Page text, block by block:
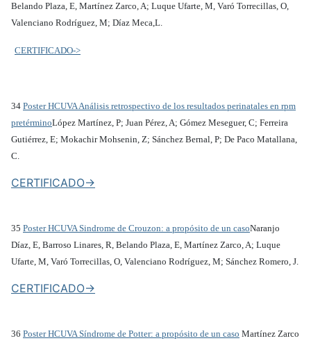
Belando Plaza, E, Martínez Zarco, A; Luque Ufarte, M, Varó Torrecillas, O,
Valenciano Rodríguez, M; Díaz Meca,L.
CERTIFICADO->
34 Poster HCUVA Análisis retrospectivo de los resultados perinatales en rpm
pretérminoLópez Martínez, P; Juan Pérez, A; Gómez Meseguer, C; Ferreira
Gutiérrez, E; Mokachir Mohsenin, Z; Sánchez Bernal, P; De Paco Matallana,
C.
CERTIFICADO->
35 Poster HCUVA Sindrome de Crouzon: a propósito de un casoNaranjo
Díaz, E, Barroso Linares, R, Belando Plaza, E, Martínez Zarco, A; Luque
Ufarte, M, Varó Torrecillas, O, Valenciano Rodríguez, M; Sánchez Romero, J.
CERTIFICADO->
36 Poster HCUVA Síndrome de Potter: a propósito de un caso Martínez Zarco